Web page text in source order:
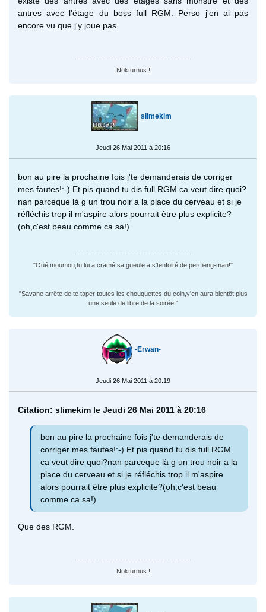
antres avec l'étage du boss full RGM. Perso j'en ai pas
encore vu que j'y joue pas.
Nokturnus !
slimekim
Jeudi 26 Mai 2011 à 20:16
bon au pire la prochaine fois j'te demanderais de corriger
mes fautes!:-) Et pis quand tu dis full RGM ca veut dire quoi?
nan parceque là g un trou noir a la place du cerveau et si je
réfléchis trop il m'aspire alors pourrait être plus explicite?
(oh,c'est beau comme ca sa!)
"Oué moumou,tu lui a cramé sa gueule a s'tenfoiré de percieng-man!"
"Savane arrête de te taper toutes les chouquettes du coin,y'en aura bientôt plus
une seule de libre de la soirée!"
-Erwan-
Jeudi 26 Mai 2011 à 20:19
Citation: slimekim le Jeudi 26 Mai 2011 à 20:16
bon au pire la prochaine fois j'te demanderais de
corriger mes fautes!:-) Et pis quand tu dis full RGM
ca veut dire quoi?nan parceque là g un trou noir a la
place du cerveau et si je réfléchis trop il m'aspire
alors pourrait être plus explicite?(oh,c'est beau
comme ca sa!)
Que des RGM.
Nokturnus !